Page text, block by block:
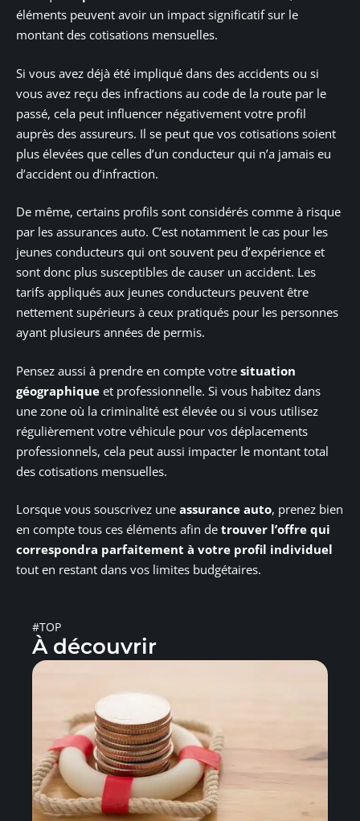
éléments peuvent avoir un impact significatif sur le
montant des cotisations mensuelles.
Si vous avez déjà été impliqué dans des accidents ou si
vous avez reçu des infractions au code de la route par le
passé, cela peut influencer négativement votre profil
auprès des assureurs. Il se peut que vos cotisations soient
plus élevées que celles d’un conducteur qui n’a jamais eu
d’accident ou d’infraction.
De même, certains profils sont considérés comme à risque
par les assurances auto. C’est notamment le cas pour les
jeunes conducteurs qui ont souvent peu d’expérience et
sont donc plus susceptibles de causer un accident. Les
tarifs appliqués aux jeunes conducteurs peuvent être
nettement supérieurs à ceux pratiqués pour les personnes
ayant plusieurs années de permis.
Pensez aussi à prendre en compte votre situation
géographique et professionnelle. Si vous habitez dans
une zone où la criminalité est élevée ou si vous utilisez
régulièrement votre véhicule pour vos déplacements
professionnels, cela peut aussi impacter le montant total
des cotisations mensuelles.
Lorsque vous souscrivez une assurance auto, prenez bien
en compte tous ces éléments afin de trouver l’offre qui
correspondra parfaitement à votre profil individuel
tout en restant dans vos limites budgétaires.
#TOP
À découvrir